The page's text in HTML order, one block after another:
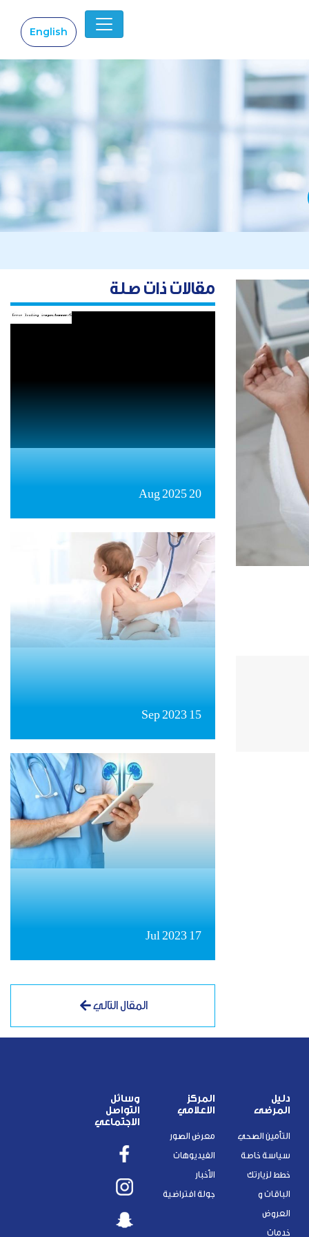
English
مقالات ذات صلة
20 Aug 2025
15 Sep 2023
17 Jul 2023
المقال التالي
دليل
المرضى
التأمين الصحي
سياسة خاصة
خطط لزيارتك
الباقات و
العروض
خدمات
المركز
الاعلامي
معرض الصور
الفيديوهات
الأخبار
جولة افتراضية
وسائل
التواصل
الاجتماعي